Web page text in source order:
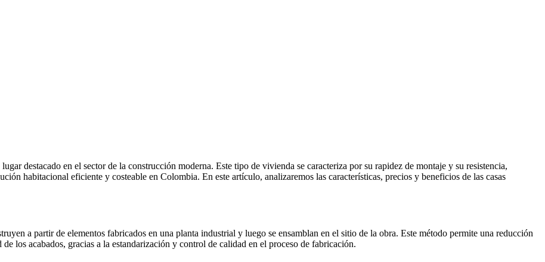
lugar destacado en el sector de la construcción moderna. Este tipo de vivienda se caracteriza por su rapidez de montaje y su resistencia,
habitacional eficiente y costeable en Colombia. En este artículo, analizaremos las características, precios y beneficios de las casas
a partir de elementos fabricados en una planta industrial y luego se ensamblan en el sitio de la obra. Este método permite una reducción
los acabados, gracias a la estandarización y control de calidad en el proceso de fabricación.